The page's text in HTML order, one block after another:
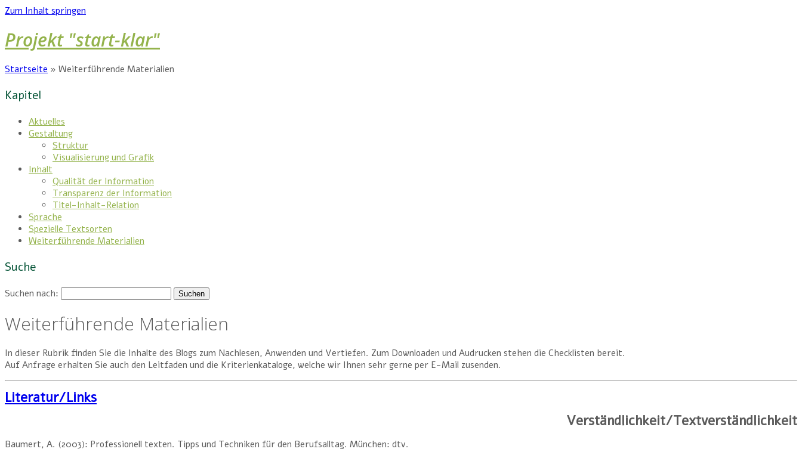
Zum Inhalt springen
Projekt "start-klar"
Startseite » Weiterführende Materialien
Kapitel
Aktuelles
Gestaltung
Struktur
Visualisierung und Grafik
Inhalt
Qualität der Information
Transparenz der Information
Titel-Inhalt-Relation
Sprache
Spezielle Textsorten
Weiterführende Materialien
Suche
Suchen nach:
Weiterführende Materialien
In dieser Rubrik finden Sie die Inhalte des Blogs zum Nachlesen, Anwenden und Vertiefen. Zum Downloaden und Audrucken stehen die Checklisten bereit.
Auf Anfrage erhalten Sie auch den Leitfaden und die Kriterienkataloge, welche wir Ihnen sehr gerne per E-Mail zusenden.
Literatur/Links
Verständlichkeit/Textverständlichkeit
Baumert, A. (2003): Professionell texten. Tipps und Techniken für den Berufsalltag. München: dtv.